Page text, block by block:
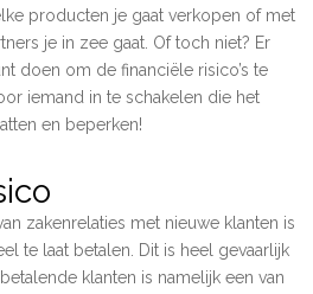
producten je gaat verkopen of met
je in zee gaat. Of toch niet? Er
doen om de financiële risico’s te
iemand in te schakelen die het
en beperken!
zakenrelaties met nieuwe klanten is
te laat betalen. Dit is heel gevaarlijk
klanten is namelijk een van